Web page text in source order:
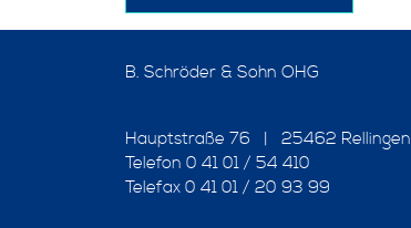
B. Schröder & Sohn OHG
Hauptstraße 76 | 25462 Rellingen
Telefon 0 41 01 / 54 410
Telefax 0 41 01 / 20 93 99